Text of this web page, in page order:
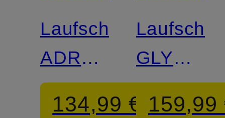
Laufschuhe
ADRENALINE
GTS 25
134,99 €
MAX 2
159,99